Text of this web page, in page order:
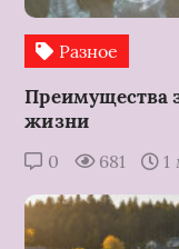
Разное
Преимущества
жизни
0 681 1